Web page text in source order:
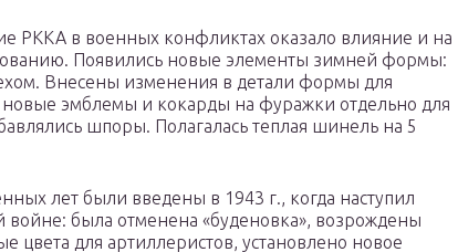
РККА в военных конфликтах оказало влияние и на
Появились новые элементы зимней формы:
Внесены изменения в детали формы для
эмблемы и кокарды на фуражки отдельно для
шпоры. Полагалась теплая шинель на 5
лет были введены в 1943 г., когда наступил
была отменена «буденовка», возрождены
цвета для артиллеристов, установлено новое